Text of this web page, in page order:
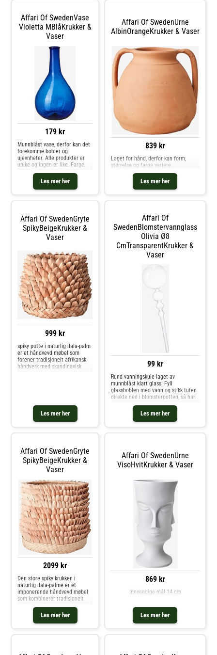
Affari Of SwedenVase
Violetta MBlåKrukker &
Vaser
179 kr
Les mer her
Munnblåst vase, derfor kan det
forekomme bobler og
ujevnheter. Alle produkter er
unike og ingen er like. Farge,
form og størrelse kan variere.
Vaskes for hånd. Ensfarget
glass. Innvendige mål 2,5 cm.
Affari Of SwedenUrne
AlbinOrangeKrukker & Vaser
839 kr
Les mer her
Laget for hånd, derfor kan form,
størrelse og farge variere.
Affari Of SwedenGryte
SpikyBeigeKrukker &
Vaser
999 kr
Les mer her
spiky potte i naturlig ilala-palm
er et håndvevd møbel som
forener tradisjonelt afrikansk
håndverk med skandinavisk
Affari Of
SwedenBlomstervannglass
Olivia Ø8
CmTransparentKrukker &
Vaser
99 kr
Les mer her
Rund vanningskule laget av
munnblåst klart glass. Fyll
glassboblen med vann og stikk tuten
direkte ned i blomsterpotten, så har
du en vakker og praktisk selvvanner
til plantene dine. Perfekt som
ferievanner når du reiser bort en dag.
Unngå direkte so
Affari Of SwedenGryte
SpikyBeigeKrukker &
Vaser
2099 kr
Les mer her
Den store spiky krukken i
naturlig ilala-palme er et
imponerende håndvevd møbel
som kombinerer tradisjonelt
moderne estetikk. Hver potte er
unik og gir interiøret et
autentisk og personlig preg.
Affari Of SwedenUrne
VisoHvitKrukker & Vaser
869 kr
Les mer her
Innvendige mål 14 cm